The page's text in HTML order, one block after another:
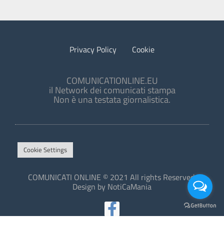
Privacy Policy Cookie
COMUNICATIONLINE.EU
il Network dei comunicati stampa
Non è una testata giornalistica.
Cookie Settings
COMUNICATI ONLINE © 2021 All rights Reserved.
Design by NotiCaMania